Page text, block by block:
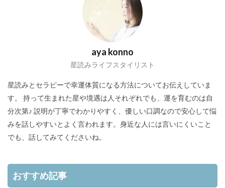
aya konno
星読みライフスタイリスト
星読みとセラピーで幸運体質になる方法についてお伝えしていま
す。 持って生まれた星や境遇は人それぞれでも、運を育むのは自
分次第♪ 説明が丁寧でわかりやすく、優しい口調なので安心して悩
みを話しやすいとよく言われます。身近な人には言いにくいこと
でも、話してみてくださいね。
おすすめ記事